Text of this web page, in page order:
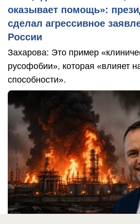
оказывает помощь»:
сделал агрессивное
России
Захарова: Это пример
русофобии», которая «влияет
способности».